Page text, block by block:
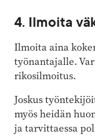
4. Ilmoita
Ilmoita aina
työnantajalle.
rikosilmoitus.
Joskus
myös heidän
ja tarvittaessa